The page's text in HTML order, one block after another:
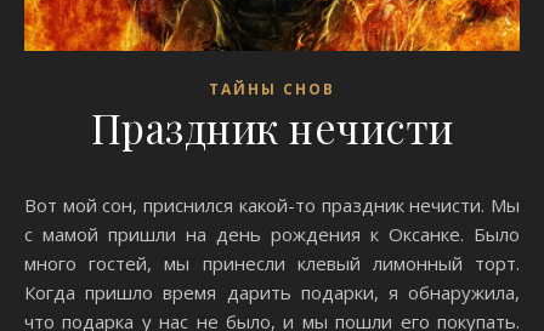
ТАЙНЫ СНОВ
Праздник нечисти
Вот мой сон, приснился какой-то праздник нечисти. Мы
с мамой пришли на день рождения к Оксанке. Было
много гостей, мы принесли клевый лимонный торт.
Когда пришло время дарить подарки, я обнаружила,
что подарка у нас не было, и мы пошли его покупать.